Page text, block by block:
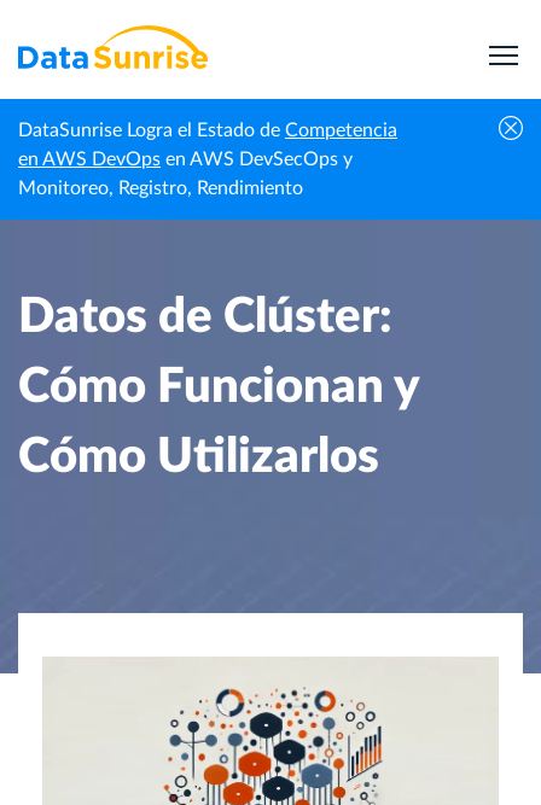
DataSunrise Logra el Estado de Competencia
en AWS DevOps en AWS DevSecOps y
Monitoreo, Registro, Rendimiento
Inicio
Centro de
Conocimiento
Datos de Clúster: Cómo Funcionan y Cómo
Utilizarlos
Datos de Clúster:
Cómo Funcionan y
Cómo Utilizarlos